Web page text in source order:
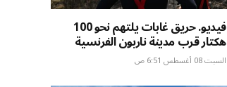
فيديو. حريق غابات يلتهم نحو 100
هكتار قرب مدينة ناربون الفرنسية
السبت 08 أغسطس 6:51 ص